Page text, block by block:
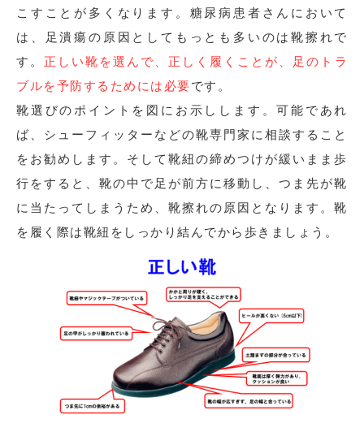
こすことが多くなります。糖尿病患者さんにおいて
は、足潰瘍の原因としてもっとも多いのは靴擦れで
す。 正しい靴を選んで、正しく履くことが、足のトラ
ブルを予防するためには必要です。
靴選びのポイントを図にお示しします。可能であれ
ば、シューフィッターなどの靴専門家に相談すること
をお勧めします。そして靴紐の締めつけが緩いまま歩
行をすると、靴の中で足が前方に移動し、つま先が靴
に当たってしまうため、靴擦れの原因となります。靴
を履く際は靴紐をしっかり結んでから歩きましょう。